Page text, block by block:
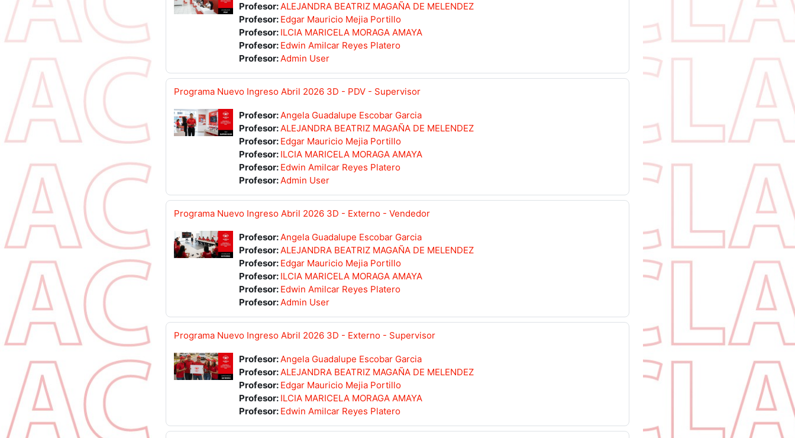
Profesor:ALEJANDRA BEATRIZ MAGAÑA DE MELENDEZ
Profesor: Edgar Mauricio Mejia Portillo
Profesor: ILCIA MARICELA MORAGA AMAYA
Profesor: Edwin Amilcar Reyes Platero
Profesor:Admin User
Programa Nuevo Ingreso Abril 2026 3D - PDV - Supervisor
Profesor:Angela Guadalupe Escobar Garcia
Profesor:ALEJANDRA BEATRIZ MAGAÑA DE MELENDEZ
Profesor: Edgar Mauricio Mejia Portillo
Profesor: ILCIA MARICELA MORAGA AMAYA
Profesor: Edwin Amilcar Reyes Platero
Profesor:Admin User
Programa Nuevo Ingreso Abril 2026 3D - Externo - Vendedor
Profesor:Angela Guadalupe Escobar Garcia
Profesor:ALEJANDRA BEATRIZ MAGAÑA DE MELENDEZ
Profesor: Edgar Mauricio Mejia Portillo
Profesor: ILCIA MARICELA MORAGA AMAYA
Profesor: Edwin Amilcar Reyes Platero
Profesor:Admin User
Programa Nuevo Ingreso Abril 2026 3D - Externo - Supervisor
Profesor:Angela Guadalupe Escobar Garcia
Profesor:ALEJANDRA BEATRIZ MAGAÑA DE MELENDEZ
Profesor: Edgar Mauricio Mejia Portillo
Profesor: ILCIA MARICELA MORAGA AMAYA
Profesor: Edwin Amilcar Reyes Platero